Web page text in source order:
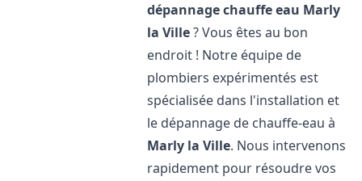
dépannage chauffe eau Marly
la Ville? Vous êtes au bon
endroit ! Notre équipe de
plombiers expérimentés est
spécialisée dans l'installation et
le dépannage de chauffe-eau à
Marly la Ville. Nous intervenons
rapidement pour résoudre vos